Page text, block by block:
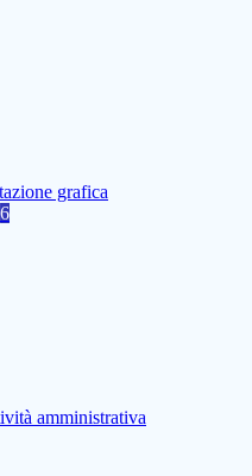
grafica
6
amministrativa